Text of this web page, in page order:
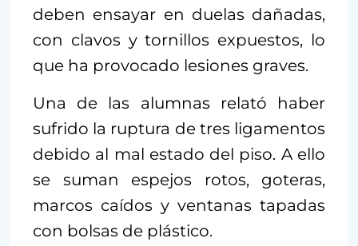
deben ensayar en duelas dañadas,
con clavos y tornillos expuestos, lo
que ha provocado lesiones graves.
Una de las alumnas relató haber
sufrido la ruptura de tres ligamentos
debido al mal estado del piso. A ello
se suman espejos rotos, goteras,
marcos caídos y ventanas tapadas
con bolsas de plástico.